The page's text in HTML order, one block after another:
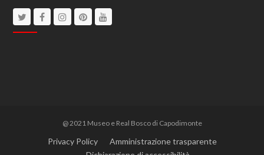
TwitterFacebookInstagram
Pinterest
@ 2021 Museo e Real Bosco di Capodimonte
Privacy Policy
Amministrazione trasparente